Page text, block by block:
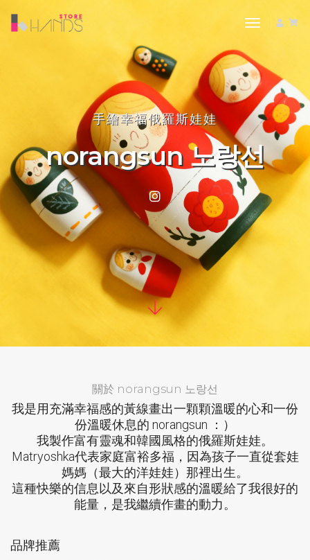
toggle
手繪幸福俄羅斯娃娃
norangsun 노랑선
關於 norangsun 노랑선
我是用充滿幸福感的黃線畫出一顆顆溫暖的心和一份
份溫暖休息的 norangsun ：）
我製作富有靈魂和韓國風格的俄羅斯娃娃。
Matryoshka代表家庭富裕多福，因為孩子一直從套娃
媽媽（最大的洋娃娃）那裡出生。
這種快樂的信息以及來自形狀感的溫暖給了我很好的
能量，是我繼續作畫的動力。
品牌推薦